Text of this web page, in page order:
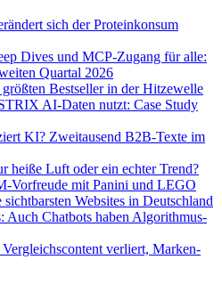
sich der Proteinkonsum
Dives und MCP-Zugang für alle:
Quartal 2026
Bestseller in der Hitzewelle
AI-Daten nutzt: Case Study
KI? Zweitausend B2B-Texte im
heiße Luft oder ein echter Trend?
Vorfreude mit Panini und LEGO
Websites in Deutschland
Auch Chatbots haben Algorithmus-
verliert, Marken-